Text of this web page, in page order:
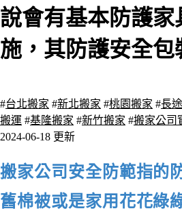
說會有基本防護
施，其防護安全包
#台北搬家 #新北搬家 #桃園搬家 #長
搬運 #基隆搬家 #新竹搬家 #搬家公司
2024-06-18 更新
搬家公司安全防範指的
舊棉被或是家用花花綠